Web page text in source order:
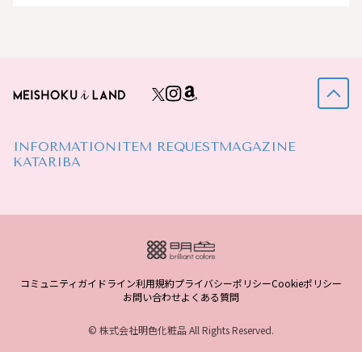
INFORMATION ITEM REQUESTMAGAZINE
KATARIBA
コミュニティガイドライン利用規約プライバシーポリシーCookieポリシー
お問い合わせよくある質問
© 株式会社明色化粧品 All Rights Reserved.